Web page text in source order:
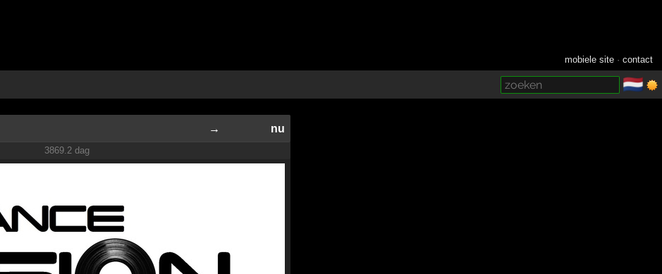
mobiele site ·contact
🇳🇱
→ nu
3869.2 dag